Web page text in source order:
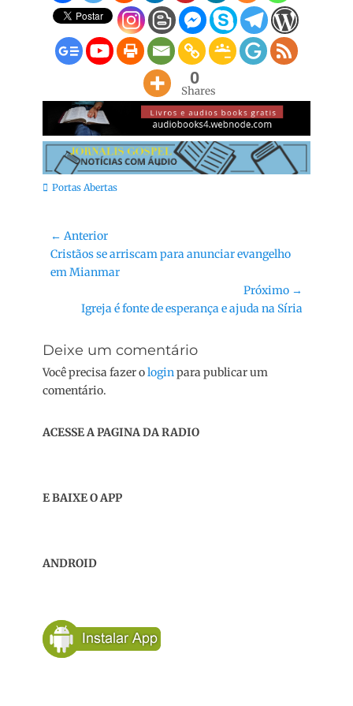
0
Shares
Categorias:
Portas Abertas
Navegação
de
Post
← Anterior
Post
anterior:
Cristãos se arriscam para anunciar evangelho
em Mianmar
Próximo →
PróximoIgreja é fonte de esperança e ajuda na Síria
Deixe um comentário
Você precisa fazer ologinpara publicar um
comentário.
ACESSE A PAGINA DA RADIO
E BAIXE O APP
ANDROID